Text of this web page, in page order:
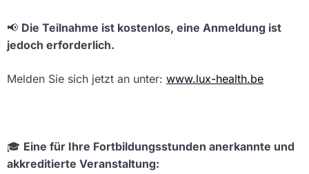
📢 Die Teilnahme ist kostenlos, eine Anmeldung ist
jedoch erforderlich.
Melden Sie sich jetzt an unter: www.lux-health.be
🎓 Eine für Ihre Fortbildungsstunden anerkannte und
akkreditierte Veranstaltung: